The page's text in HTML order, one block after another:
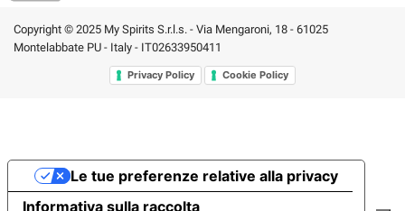
Copyright © 2025 My Spirits S.r.l.s. - Via Mengaroni, 18 - 61025
Montelabbate PU - Italy - IT02633950411
Privacy Policy Cookie Policy
Informativa sulla raccolta
Le tue preferenze relative alla privacy